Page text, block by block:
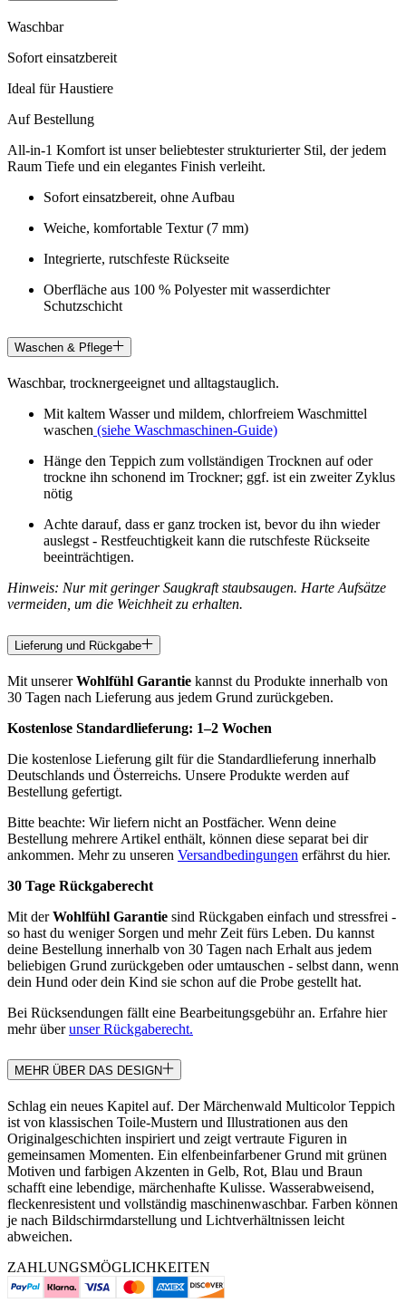
Waschbar
Sofort einsatzbereit
Ideal für Haustiere
Auf Bestellung
All-in-1 Komfort ist unser beliebtester strukturierter Stil, der jedem
Raum Tiefe und ein elegantes Finish verleiht.
Sofort einsatzbereit, ohne Aufbau
Weiche, komfortable Textur (7 mm)
Integrierte, rutschfeste Rückseite
Oberfläche aus 100 % Polyester mit wasserdichter
Schutzschicht
Waschen & Pflege
Waschbar, trocknergeeignet und alltagstauglich.
Mit kaltem Wasser und mildem, chlorfreiem Waschmittel
waschen (siehe Waschmaschinen-Guide)
Hänge den Teppich zum vollständigen Trocknen auf oder
trockne ihn schonend im Trockner; ggf. ist ein zweiter Zyklus
nötig
Achte darauf, dass er ganz trocken ist, bevor du ihn wieder
auslegst - Restfeuchtigkeit kann die rutschfeste Rückseite
beeinträchtigen.
Hinweis: Nur mit geringer Saugkraft staubsaugen. Harte Aufsätze
vermeiden, um die Weichheit zu erhalten.
Lieferung und Rückgabe
Mit unsererWohlfühl Garantie kannst du Produkte innerhalb von
30 Tagen nach Lieferung aus jedem Grund zurückgeben.
Kostenlose Standardlieferung: 1–2 Wochen
Die kostenlose Lieferung gilt für die Standardlieferung innerhalb
Deutschlands und Österreichs. Unsere Produkte werden auf
Bestellung gefertigt.
Bitte beachte: Wir liefern nicht an Postfächer. Wenn deine
Bestellung mehrere Artikel enthält, können diese separat bei dir
ankommen. Mehr zu unseren Versandbedingungen erfährst du hier.
30 Tage Rückgaberecht
Mit derWohlfühl Garantie sind Rückgaben einfach und stressfrei -
so hast du weniger Sorgen und mehr Zeit fürs Leben. Du kannst
deine Bestellung innerhalb von 30 Tagen nach Erhalt aus jedem
beliebigen Grund zurückgeben oder umtauschen - selbst dann, wenn
dein Hund oder dein Kind sie schon auf die Probe gestellt hat.
Bei Rücksendungen fällt eine Bearbeitungsgebühr an. Erfahre hier
mehr überunser Rückgaberecht.
MEHR ÜBER DAS DESIGN
Schlag ein neues Kapitel auf. Der Märchenwald Multicolor Teppich
ist von klassischen Toile-Mustern und Illustrationen aus den
Originalgeschichten inspiriert und zeigt vertraute Figuren in
gemeinsamen Momenten. Ein elfenbeinfarbener Grund mit grünen
Motiven und farbigen Akzenten in Gelb, Rot, Blau und Braun
schafft eine lebendige, märchenhafte Kulisse. Wasserabweisend,
fleckenresistent und vollständig maschinenwaschbar. Farben können
je nach Bildschirmdarstellung und Lichtverhältnissen leicht
abweichen.
ZAHLUNGSMÖGLICHKEITEN